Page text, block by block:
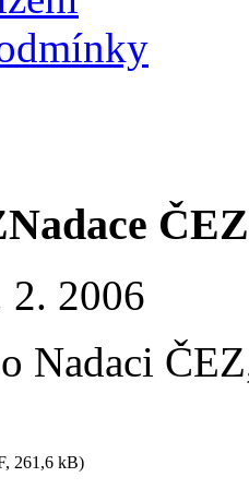
Nadace ČEZ
2. 2006
Nadaci
261,6 kB)